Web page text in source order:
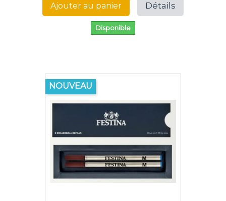
Ajouter au panier Détails
Disponible
NOUVEAU